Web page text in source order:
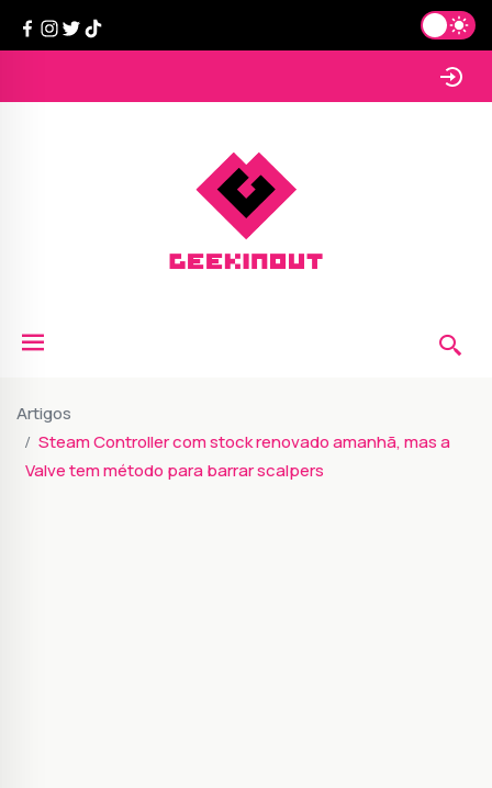
Artigos
Steam Controller com stock renovado amanhã, mas a
Valve tem método para barrar scalpers